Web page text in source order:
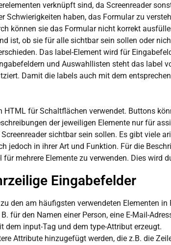
verknüpft sind, da Screenreader
Schwierigkeiten haben, das Formular zu
können sie das Formular nicht korrekt
ist, ob sie für alle sichtbar sein sollen oder
Das label-Element wird für
und Auswahllisten steht das label
Damit die labels auch mit dem
HTML für Schaltflächen verwendet. Buttons
der jeweiligen Elemente nur für
sichtbar sein sollen. Es gibt viele
jedoch in ihrer Art und Funktion. Für die
für mehrere Elemente zu verwenden. Dies wird
Eingabefelder
den am häufigsten verwendeten Elementen
für den Namen einer Person, eine E-Mail-
dem input-Tag und dem type-Attribut erzeugt.
Attribute hinzugefügt werden, die z.B. die